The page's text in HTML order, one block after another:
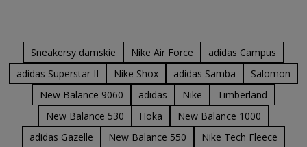
Sneakersy damskie Nike Air Force
adidas Campus
adidas Superstar II
Nike Shox adidas Samba
Salomon
New Balance 9060
adidas Nike
Timberland
New Balance 530
Hoka
New Balance 1000
adidas Gazelle
New Balance 550 Nike Tech Fleece